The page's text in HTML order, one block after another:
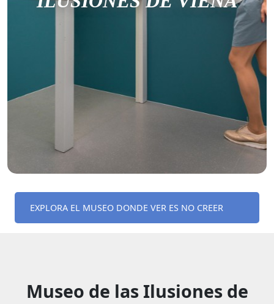
EXPLORA EL MUSEO DONDE VER ES NO CREER
Museo de las Ilusiones de